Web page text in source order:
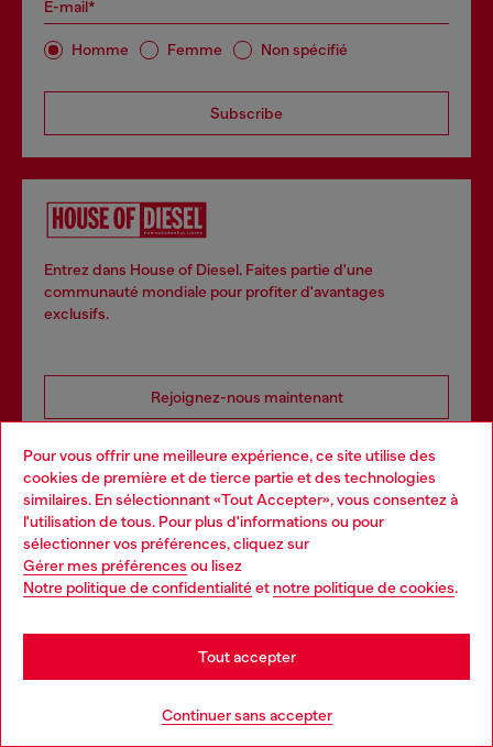
Pour vous offrir une meilleure expérience, ce site utilise des
cookies de première et de tierce partie et des technologies
similaires. En sélectionnant «Tout Accepter», vous consentez à
l'utilisation de tous. Pour plus d'informations ou pour
sélectionner vos préférences, cliquez sur
Gérer mes préférences ou lisez
Notre politique de confidentialitéet notre politique de cookies.
Continuer sans accepter
Tout accepter
E-mail*
Homme Femme Non spécifié
Subscribe
Entrez dans House of Diesel. Faites partie d'une
communauté mondiale pour profiter d'avantages
exclusifs.
Rejoignez-nous maintenant
Points de vente
Trouvez un magasin Diesel dans votre ville.
Services omnicanaux
Choose your location
You are currently browsing France website, but it seems you
may be based in United States